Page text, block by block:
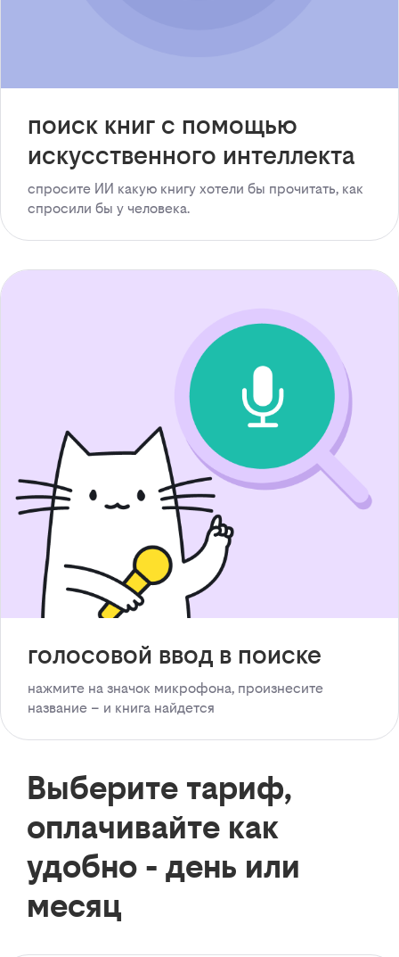
поиск книг с помощью
искусственного интеллекта
спросите ИИ какую книгу хотели бы прочитать, как
спросили бы у человека.
голосовой ввод в поиске
нажмите на значок микрофона, произнесите
название – и книга найдется
Выберите тариф,
оплачивайте как
удобно - день или
месяц